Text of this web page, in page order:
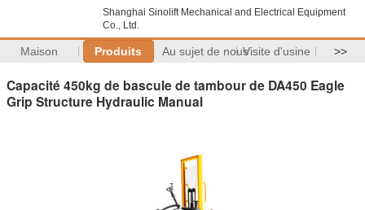
Shanghai Sinolift Mechanical and Electrical Equipment
Co., Ltd.
Maison Produits Au sujet de nousVisite d'usine >>
Capacité 450kg de bascule de tambour de DA450 Eagle
Grip Structure Hydraulic Manual